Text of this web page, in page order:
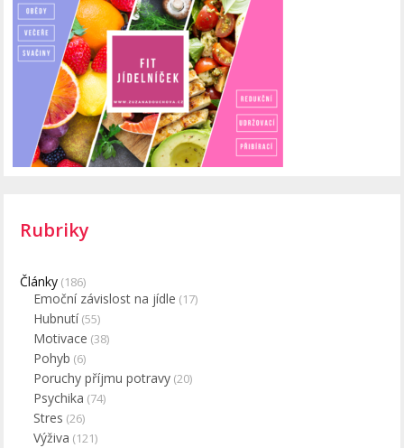
Rubriky
Články (186)
Emoční závislost na jídle (17)
Hubnutí(55)
Motivace (38)
Pohyb (6)
Poruchy příjmu potravy (20)
Psychika (74)
Stres (26)
Výživa (121)